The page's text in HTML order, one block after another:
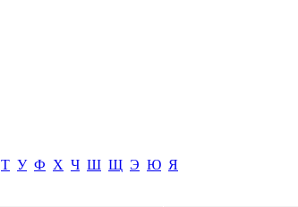
Т У Ф Х Ч Ш Щ Э Ю Я